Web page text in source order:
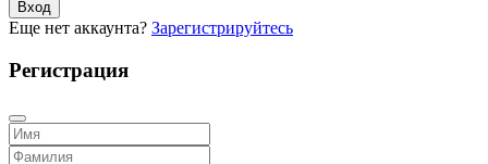
Вход
Еще нет аккаунта? Зарегистрируйтесь
Регистрация